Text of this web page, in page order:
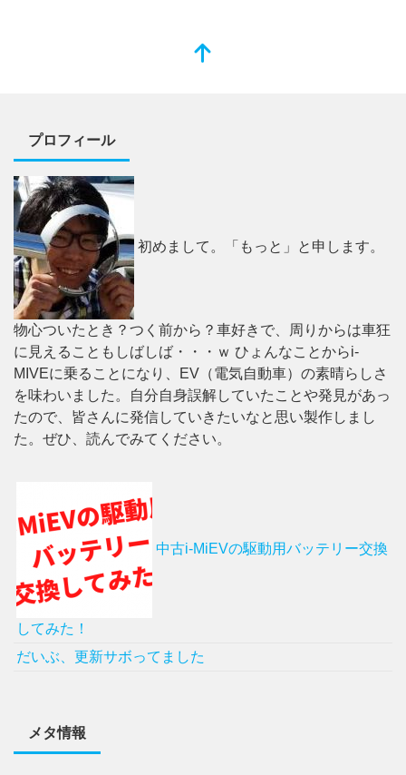
プロフィール
初めまして。「もっと」と申します。
物心ついたとき？つく前から？車好きで、周りからは車狂
に見えることもしばしば・・・ｗ ひょんなことからi-
MIVEに乗ることになり、EV（電気自動車）の素晴らしさ
を味わいました。自分自身誤解していたことや発見があっ
たので、皆さんに発信していきたいなと思い製作しまし
た。ぜひ、読んでみてください。
中古i-MiEVの駆動用バッテリー交換
してみた！
だいぶ、更新サボってました
メタ情報